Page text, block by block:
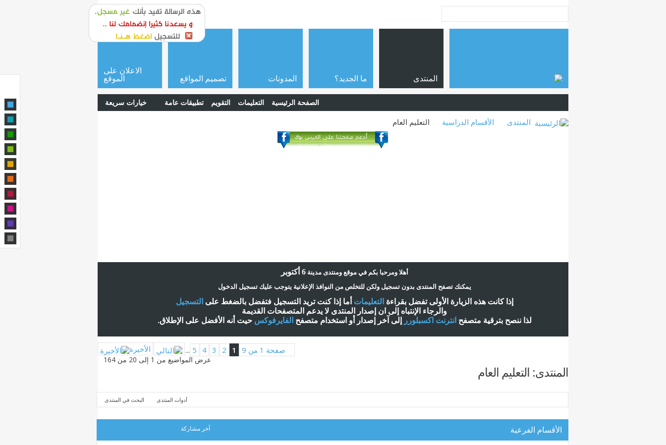
or login
المنتدى
الصفحة الرئيسية التعليمات التقويم تطبيقات عامة خيارات سريعة
ما الجديد؟ المدونات تصميم المواقع
الاعلان على
الموقع
المنتدى الأقسام الدراسية التعليم العام
أهلا ومرحبا بكم في موقع ومنتدى مدينة6 أكتوبر
يمكنك تصفح المنتدى بدون تسجيل ولكن للتخلص من النوافذ الإعلانية يتوجب عليك تسجيل الدخول
إذا كانت هذه الزيارة الأولى تفضل بقراءة التعليمات ما إذا كنت تريد التسجيل فتفضل بالضغط على التسجيل
والرجاء الإنتباه إلى ان إصدار المنتدى لا يدعم المتصفحات القديمة
لذا ننصح بترقية متصفح انترنت اكسبلورر إلى آخر إصدار أو استخدام متصفح الفايرفوكس حيت أنه الأفضل على الإطلاق.
صفحة 1 من 9 1
2
3
4
5
... الأخيرة
عرض المواضيع من 1 إلى 20 من 164
المنتدى: التعليم العام
أدوات المنتدى البحث في المنتدى
الأقسام الفرعية آخر مشاركة